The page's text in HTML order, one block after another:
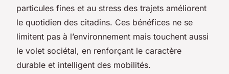
particules fines et au stress des trajets améliorent
le quotidien des citadins. Ces bénéfices ne se
limitent pas à l’environnement mais touchent aussi
le volet sociétal, en renforçant le caractère
durable et intelligent des mobilités.